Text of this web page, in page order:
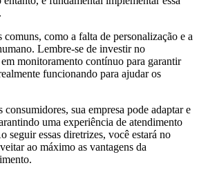
como a falta de personalização e a
Lembre-se de investir no
monitoramento contínuo para garantir
funcionando para ajudar os
sua empresa pode adaptar e
uma experiência de atendimento
seguir essas diretrizes, você estará no
ao máximo as vantagens da